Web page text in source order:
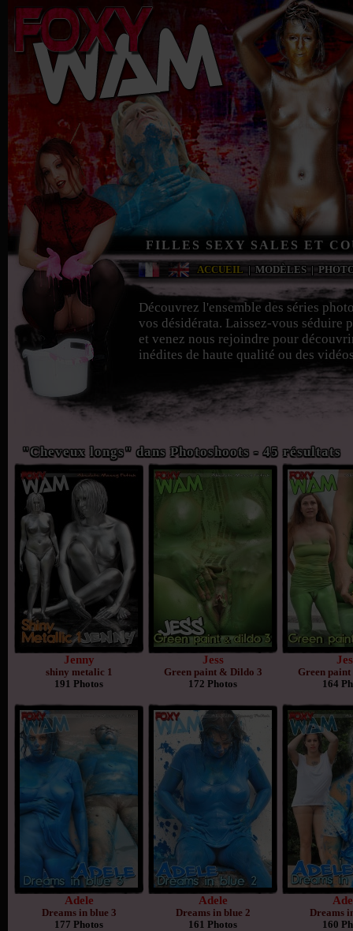
FILLES SEXY SALES ET
ACCUEIL | MODÈLES |
Découvrez l'ensemble des séries
vos désidérata. Laissez-vous séduire
et venez nous rejoindre pour
inédites de haute qualité ou des
"Cheveux longs" dans Photoshoots - 45 résultats
Jenny
shiny metalic 1
191 Photos
Jess
Green paint & Dildo 3
172 Photos
Green
164
Adele
Dreams in blue 3
177 Photos
Adele
Dreams in blue 2
161 Photos
Dreams
160